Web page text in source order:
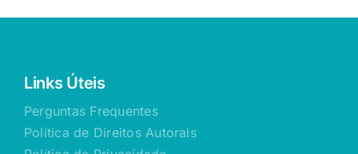
Links Úteis
Perguntas Frequentes
Política de Direitos Autorais